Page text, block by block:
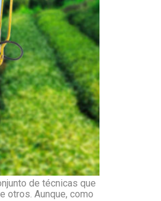
de técnicas que
otros. Aunque, como